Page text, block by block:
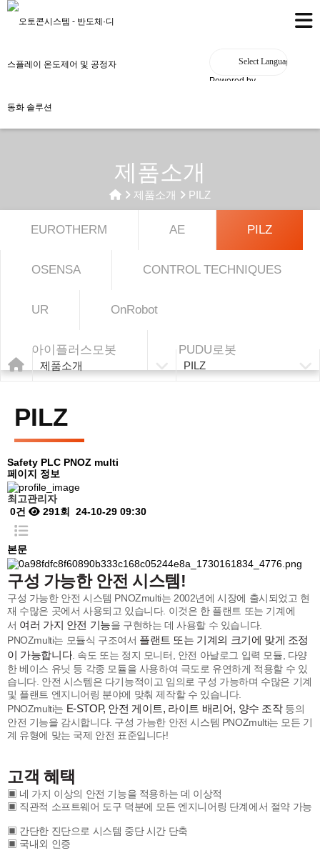
Powered by
제품소개
제품소개 PILZ
EUROTHERM AE PILZ
OSENSA CONTROL TECHNIQUES
UR OnRobot
아이플러스모봇 PUDU로봇
제품소개 PILZ
PILZ
Safety PLC PNOZ multi
페이지 정보
최고관리자
0건
291회 24-10-29 09:30
본문
구성 가능한 안전 시스템!
구성 가능한 안전 시스템 PNOZmulti는 2002년에 시장에 출시되었고 현
재 수많은 곳에서 사용되고 있습니다. 이것은 한 플랜트 또는 기계에
서 여러 가지 안전 기능을 구현하는 데 사용할 수 있습니다.
PNOZmulti는 모듈식 구조여서 플랜트 또는 기계의 크기에 맞게 조정
이 가능합니다 . 속도 또는 정지 모니터, 안전 아날로그 입력 모듈, 다양
한 베이스 유닛 등 각종 모듈을 사용하여 극도로 유연하게 적용할 수 있
습니다. 안전 시스템은 다기능적이고 임의로 구성 가능하며 수많은 기계
및 플랜트 엔지니어링 분야에 맞춰 제작할 수 있습니다.
PNOZmulti는 E-STOP, 안전 게이트, 라이트 배리어, 양수 조작등의
안전 기능을 감시합니다. 구성 가능한 안전 시스템 PNOZmulti는 모든 기
계 유형에 맞는 국제 안전 표준입니다!
고객 혜택
▣ 네 가지 이상의 안전 기능을 적용하는 데 이상적
▣ 직관적 소프트웨어 도구 덕분에 모든 엔지니어링 단계에서 절약 가능
▣ 간단한 진단으로 시스템 중단 시간 단축
▣ 국내외 인증